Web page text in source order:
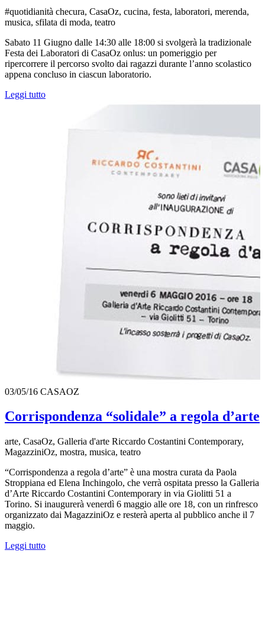
#quotidianità checura, CasaOz, cucina, festa, laboratori, merenda,
musica, sfilata di moda, teatro
Sabato 11 Giugno dalle 14:30 alle 18:00 si svolgerà la tradizionale
Festa dei Laboratori di CasaOz onlus: un pomeriggio per
ripercorrere il percorso svolto dai ragazzi durante l’anno scolastico
appena concluso in ciascun laboratorio.
Leggi tutto
03/05/16 CASAOZ
Corrispondenza “solidale” a regola d’arte
arte, CasaOz, Galleria d'arte Riccardo Costantini Contemporary,
MagazziniOz, mostra, musica, teatro
“Corrispondenza a regola d’arte” è una mostra curata da Paola
Stroppiana ed Elena Inchingolo, che verrà ospitata presso la Galleria
d’Arte Riccardo Costantini Contemporary in via Giolitti 51 a
Torino. Si inaugurerà venerdì 6 maggio alle ore 18, con un rinfresco
organizzato dai MagazziniOz e resterà aperta al pubblico anche il 7
maggio.
Leggi tutto